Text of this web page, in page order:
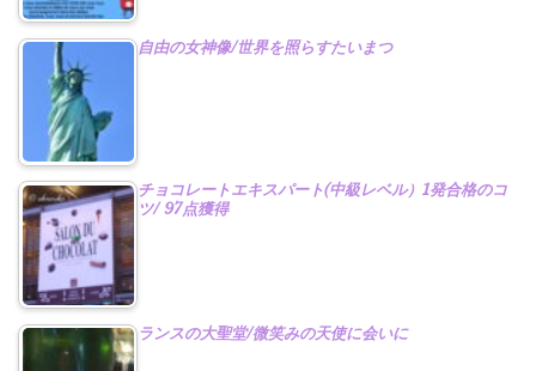
自由の女神像/世界を照らすたいまつ
チョコレートエキスパート(中級レベル）1発合格のコ
ツ/ 97点獲得
ランスの大聖堂/微笑みの天使に会いに